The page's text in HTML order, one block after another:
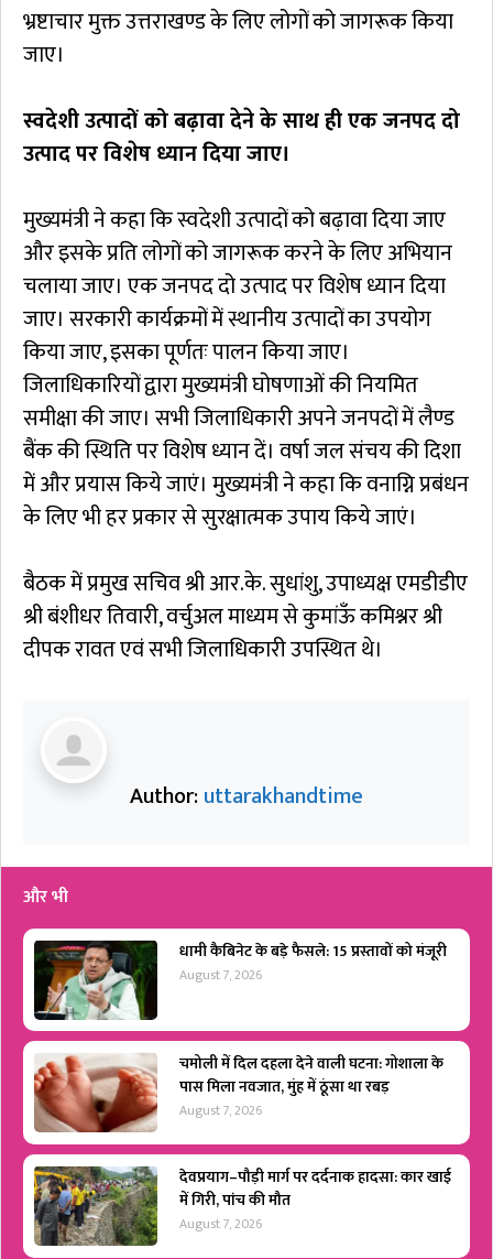
भ्रष्टाचार मुक्त उत्तराखण्ड के लिए लोगों को जागरूक किया
जाए।
स्वदेशी उत्पादों को बढ़ावा देने के साथ ही एक जनपद दो
उत्पाद पर विशेष ध्यान दिया जाए।
मुख्यमंत्री ने कहा कि स्वदेशी उत्पादों को बढ़ावा दिया जाए
और इसके प्रति लोगों को जागरूक करने के लिए अभियान
चलाया जाए। एक जनपद दो उत्पाद पर विशेष ध्यान दिया
जाए। सरकारी कार्यक्रमों में स्थानीय उत्पादों का उपयोग
किया जाए, इसका पूर्णतः पालन किया जाए।
जिलाधिकारियों द्वारा मुख्यमंत्री घोषणाओं की नियमित
समीक्षा की जाए। सभी जिलाधिकारी अपने जनपदों में लैण्ड
बैंक की स्थिति पर विशेष ध्यान दें। वर्षा जल संचय की दिशा
में और प्रयास किये जाएं। मुख्यमंत्री ने कहा कि वनाग्नि प्रबंधन
के लिए भी हर प्रकार से सुरक्षात्मक उपाय किये जाएं।
बैठक में प्रमुख सचिव श्री आर.के. सुधांशु, उपाध्यक्ष एमडीडीए
श्री बंशीधर तिवारी, वर्चुअल माध्यम से कुमांऊँ कमिश्नर श्री
दीपक रावत एवं सभी जिलाधिकारी उपस्थित थे।
Author:uttarakhandtime
और भी
धामी कैबिनेट के बड़े फैसले: 15 प्रस्तावों को मंजूरी
August 7, 2026
चमोली में दिल दहला देने वाली घटना: गोशाला के
पास मिला नवजात, मुंह में ठूंसा था रबड़
August 7, 2026
देवप्रयाग–पौड़ी मार्ग पर दर्दनाक हादसा: कार खाई
में गिरी, पांच की मौत
August 7, 2026